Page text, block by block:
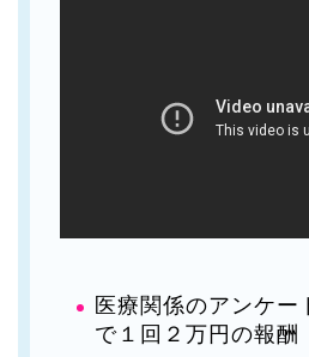
医療関係のアンケー
で１回２万円の報酬